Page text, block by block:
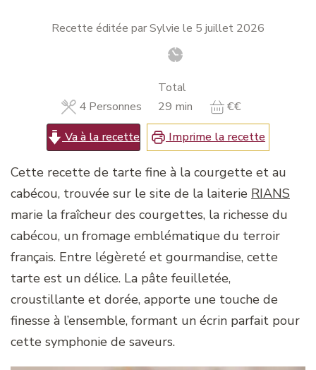
Recette éditée par Sylvie le 5 juillet 2026
4 Personnes
Total
29 minutes
min
€€
Va à la recette
Imprime la recette
Cette recette de tarte fine à la courgette et au
cabécou, trouvée sur le site de la laiterie RIANS
marie la fraîcheur des courgettes, la richesse du
cabécou, un fromage emblématique du terroir
français. Entre légèreté et gourmandise, cette
tarte est un délice. La pâte feuilletée,
croustillante et dorée, apporte une touche de
finesse à l’ensemble, formant un écrin parfait pour
cette symphonie de saveurs.